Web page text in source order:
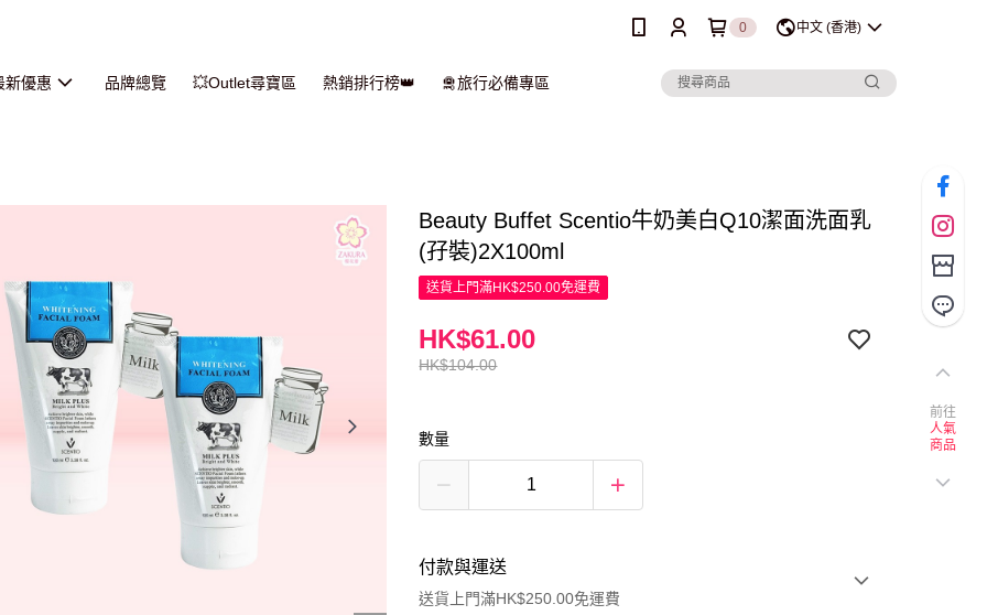
0 中文 (香港)
新優惠 品牌總覽 💥Outlet尋寶區 熱銷排行榜👑 🛅旅行必備專區
Beauty Buffet Scentio牛奶美白Q10潔面洗面乳
(孖裝)2X100ml
送貨上門滿HK$250.00免運費
HK$104.00
HK$61.00
數量
付款與運送
送貨上門滿HK$250.00免運費
前往
人氣
商品